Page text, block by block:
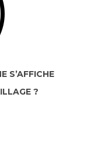
S’AFFICHE
?